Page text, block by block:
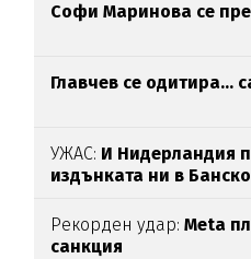
Софи Маринова се
Главчев се одитира...
УЖАС: И Нидерландия
издънката ни в Банско
Рекорден удар:Meta
санкция